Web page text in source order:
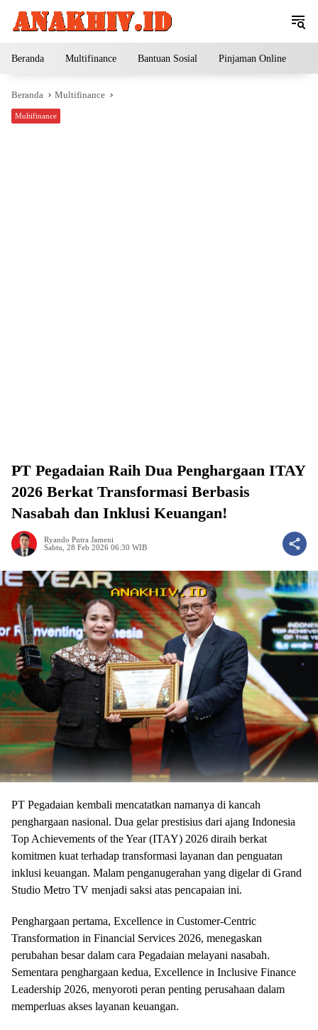
Beranda Multifinance Bantuan Sosial Pinjaman Online
Beranda Multifinance
Multifinance
PT Pegadaian Raih Dua Penghargaan ITAY
2026 Berkat Transformasi Berbasis
Nasabah dan Inklusi Keuangan!
Ryando Putra Jameni
Sabtu, 28 Feb 2026 06:30 WIB
PT Pegadaian kembali mencatatkan namanya di kancah
penghargaan nasional. Dua gelar prestisius dari ajang Indonesia
Top Achievements of the Year (ITAY) 2026 diraih berkat
komitmen kuat terhadap transformasi layanan dan penguatan
inklusi keuangan. Malam penganugerahan yang digelar di Grand
Studio Metro TV menjadi saksi atas pencapaian ini.
Penghargaan pertama, Excellence in Customer-Centric
Transformation in Financial Services 2026, menegaskan
perubahan besar dalam cara Pegadaian melayani nasabah.
Sementara penghargaan kedua, Excellence in Inclusive Finance
Leadership 2026, menyoroti peran penting perusahaan dalam
memperluas akses layanan keuangan.